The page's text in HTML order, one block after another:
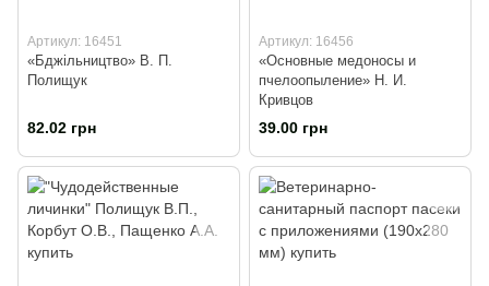
Артикул: 16451
«Бджільництво» В. П.
Полищук
82.02 грн
Артикул: 16456
«Основные медоносы и
пчелоопыление» Н. И.
Кривцов
39.00 грн